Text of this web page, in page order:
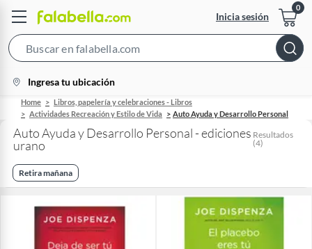
Inicia sesión
Bar
location-
icon
Ingresa tu ubicación
Home
Libros, papelería y celebraciones - Libros
Actividades Recreación y Estilo de Vida
Auto Ayuda y Desarrollo Personal
Auto Ayuda y Desarrollo Personal - ediciones
urano
Resultados
(4)
Retira mañana